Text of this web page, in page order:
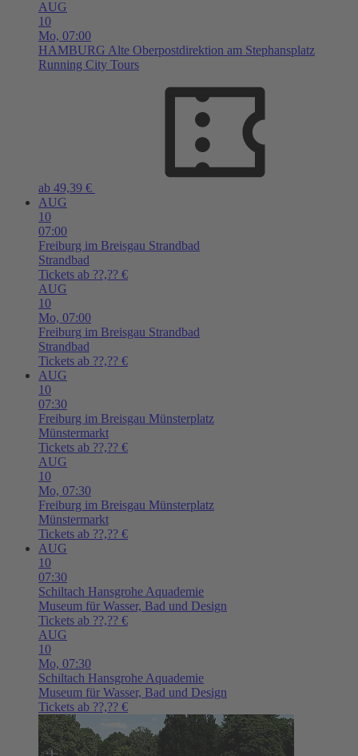
AUG
10
Mo, 07:00
HAMBURG Alte Oberpostdirektion am Stephansplatz
Running City Tours
ab 49,39 €
AUG
10
07:00
Freiburg im Breisgau Strandbad
Strandbad
Tickets ab ??,?? €
AUG
10
Mo, 07:00
Freiburg im Breisgau Strandbad
Strandbad
Tickets ab ??,?? €
AUG
10
07:30
Freiburg im Breisgau Münsterplatz
Münstermarkt
Tickets ab ??,?? €
AUG
10
Mo, 07:30
Freiburg im Breisgau Münsterplatz
Münstermarkt
Tickets ab ??,?? €
AUG
10
07:30
Schiltach Hansgrohe Aquademie
Museum für Wasser, Bad und Design
Tickets ab ??,?? €
AUG
10
Mo, 07:30
Schiltach Hansgrohe Aquademie
Museum für Wasser, Bad und Design
Tickets ab ??,?? €